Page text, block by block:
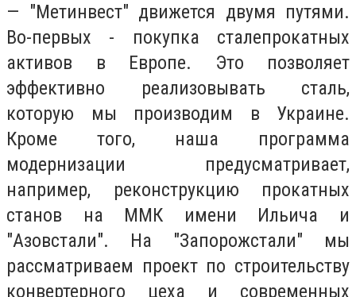
— "Метинвест" движется двумя путями.
Во-первых - покупка сталепрокатных
активов в Европе. Это позволяет
эффективно реализовывать сталь,
которую мы производим в Украине.
Кроме того, наша программа
модернизации предусматривает,
например, реконструкцию прокатных
станов на ММК имени Ильича и
"Азовстали". На "Запорожстали" мы
рассматриваем проект по строительству
конвертерного цеха и современных